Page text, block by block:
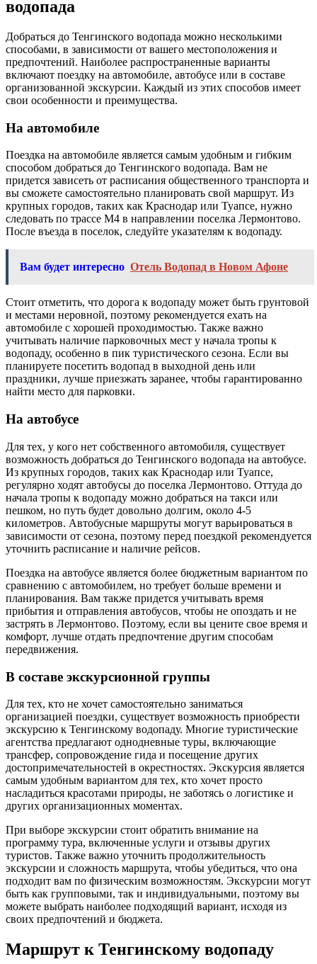
водопада
Добраться до Тенгинского водопада можно несколькими
способами, в зависимости от вашего местоположения и
предпочтений. Наиболее распространенные варианты
включают поездку на автомобиле, автобусе или в составе
организованной экскурсии. Каждый из этих способов имеет
свои особенности и преимущества.
На автомобиле
Поездка на автомобиле является самым удобным и гибким
способом добраться до Тенгинского водопада. Вам не
придется зависеть от расписания общественного транспорта и
вы сможете самостоятельно планировать свой маршрут. Из
крупных городов, таких как Краснодар или Туапсе, нужно
следовать по трассе М4 в направлении поселка Лермонтово.
После въезда в поселок, следуйте указателям к водопаду.
Вам будет интересно Отель Водопад в Новом Афоне
Стоит отметить, что дорога к водопаду может быть грунтовой
и местами неровной, поэтому рекомендуется ехать на
автомобиле с хорошей проходимостью. Также важно
учитывать наличие парковочных мест у начала тропы к
водопаду, особенно в пик туристического сезона. Если вы
планируете посетить водопад в выходной день или
праздники, лучше приезжать заранее, чтобы гарантированно
найти место для парковки.
На автобусе
Для тех, у кого нет собственного автомобиля, существует
возможность добраться до Тенгинского водопада на автобусе.
Из крупных городов, таких как Краснодар или Туапсе,
регулярно ходят автобусы до поселка Лермонтово. Оттуда до
начала тропы к водопаду можно добраться на такси или
пешком, но путь будет довольно долгим, около 4-5
километров. Автобусные маршруты могут варьироваться в
зависимости от сезона, поэтому перед поездкой рекомендуется
уточнить расписание и наличие рейсов.
Поездка на автобусе является более бюджетным вариантом по
сравнению с автомобилем, но требует больше времени и
планирования. Вам также придется учитывать время
прибытия и отправления автобусов, чтобы не опоздать и не
застрять в Лермонтово. Поэтому, если вы цените свое время и
комфорт, лучше отдать предпочтение другим способам
передвижения.
В составе экскурсионной группы
Для тех, кто не хочет самостоятельно заниматься
организацией поездки, существует возможность приобрести
экскурсию к Тенгинскому водопаду. Многие туристические
агентства предлагают однодневные туры, включающие
трансфер, сопровождение гида и посещение других
достопримечательностей в окрестностях. Экскурсия является
самым удобным вариантом для тех, кто хочет просто
насладиться красотами природы, не заботясь о логистике и
других организационных моментах.
При выборе экскурсии стоит обратить внимание на
программу тура, включенные услуги и отзывы других
туристов. Также важно уточнить продолжительность
экскурсии и сложность маршрута, чтобы убедиться, что она
подходит вам по физическим возможностям. Экскурсии могут
быть как групповыми, так и индивидуальными, поэтому вы
можете выбрать наиболее подходящий вариант, исходя из
своих предпочтений и бюджета.
Маршрут к Тенгинскому водопаду